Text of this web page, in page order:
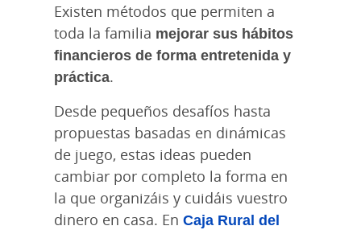
Existen métodos que permiten a
toda la familia mejorar sus hábitos
financieros de forma entretenida y
práctica.
Desde pequeños desafíos hasta
propuestas basadas en dinámicas
de juego, estas ideas pueden
cambiar por completo la forma en
la que organizáis y cuidáis vuestro
dinero en casa. En Caja Rural del